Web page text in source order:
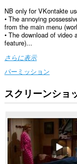
NB only for VKontakte
• The annoying
from the main menu
• The download of video
feature)...
さらに表示
パーミッション
こ
の
張
機
能
は、
す
スクリーンショ